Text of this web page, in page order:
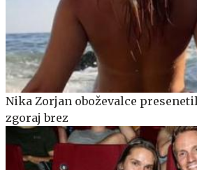
Nika Zorjan oboževalce
zgoraj brez